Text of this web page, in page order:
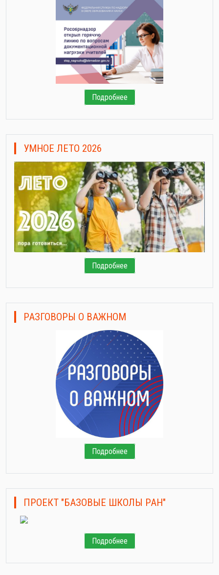
Подробнее
УМНОЕ ЛЕТО 2026
Подробнее
РАЗГОВОРЫ О ВАЖНОМ
Подробнее
ПРОЕКТ "БАЗОВЫЕ ШКОЛЫ РАН"
Подробнее